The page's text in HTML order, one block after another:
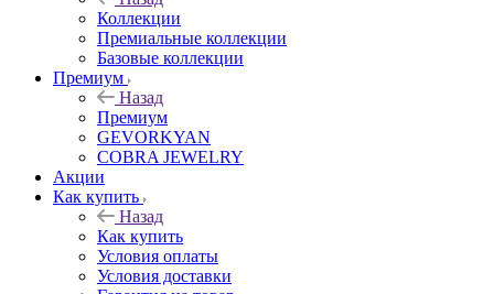
Коллекции
Премиальные коллекции
Базовые коллекции
Премиум
Назад
Премиум
GEVORKYAN
COBRA JEWELRY
Акции
Как купить
Назад
Как купить
Условия оплаты
Условия доставки